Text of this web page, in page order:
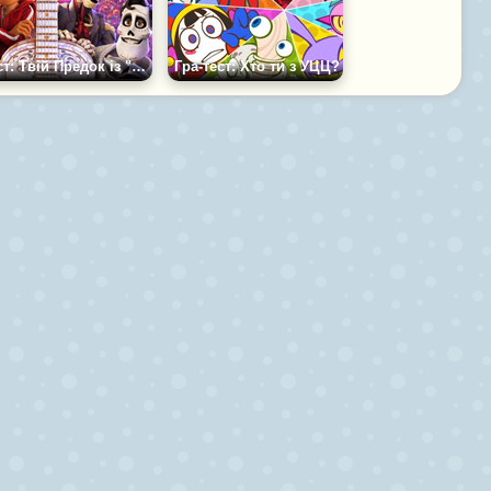
Тест: Твій Предок із "Таємниці Коко" Гра-тест: Хто ти з УЦЦ?